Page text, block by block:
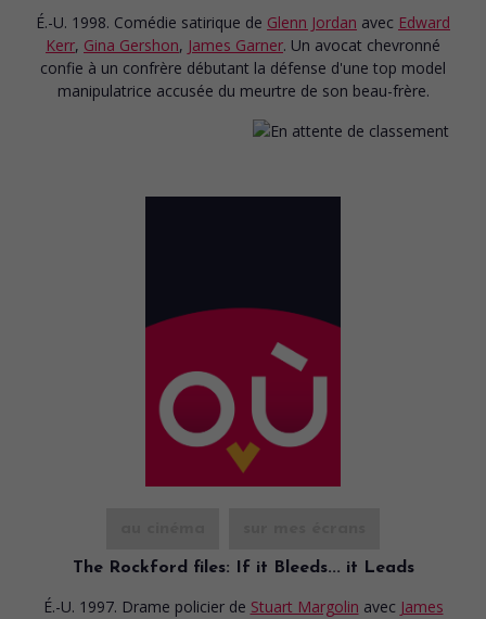
É.-U. 1998. Comédie satirique de Glenn Jordan avec Edward
Kerr, Gina Gershon, James Garner. Un avocat chevronné
confie à un confrère débutant la défense d'une top model
manipulatrice accusée du meurtre de son beau-frère.
The Rockford files: If it Bleeds... it Leads
É.-U. 1997. Drame policier de Stuart Margolin avec James